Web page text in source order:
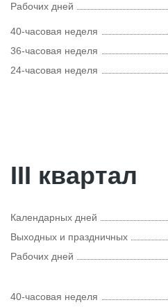
Рабочих дней
40-часовая неделя
36-часовая неделя
24-часовая неделя
III квартал
Календарных дней
Выходных и праздничных
Рабочих дней
40-часовая неделя